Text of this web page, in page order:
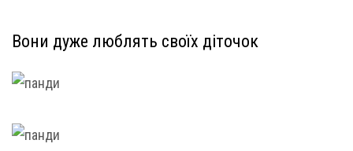
Вони дуже люблять своїх діточок